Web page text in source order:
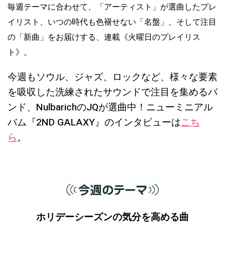
毎週テーマに合わせて、「アーティスト」が選曲したプレ
イリスト、いつの時代も色褪せない「名盤」、そして注目
の「新曲」をお届けする、連載《火曜日のプレイリス
ト》。
今週もソウル、ジャズ、ロックなど、様々な要素
を吸収した洗練されたサウンドで注目を集めるバ
ンド、NulbarichのJQが選曲中！ニューミニアル
バム『2ND GALAXY』のインタビューはこち
ら。
ホリデーシーズンの気分を高める曲